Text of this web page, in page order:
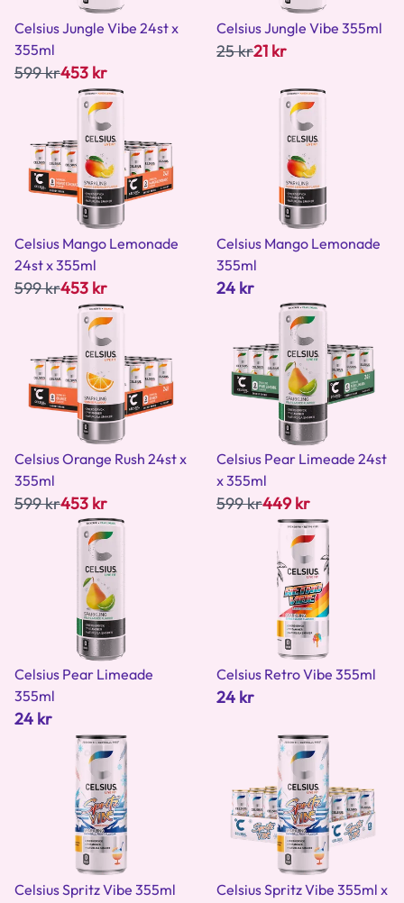
Celsius Jungle Vibe 24st x
355ml
599 kr453 kr
Celsius Jungle Vibe 355ml
25 kr21 kr
Celsius Mango Lemonade
24st x 355ml
599 kr453 kr
Celsius Mango Lemonade
355ml
24 kr
Celsius Orange Rush 24st x
355ml
599 kr453 kr
Celsius Pear Limeade 24st
x 355ml
599 kr449 kr
Celsius Pear Limeade
355ml
24 kr
Celsius Retro Vibe 355ml
24 kr
Celsius Spritz Vibe 355ml
Celsius Spritz Vibe 355ml x